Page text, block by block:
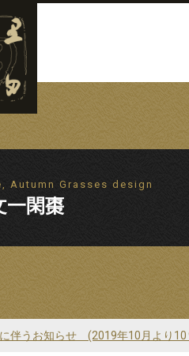
Autumn Grasses design
一閑棗
伴うお知らせ (2019年10月より10